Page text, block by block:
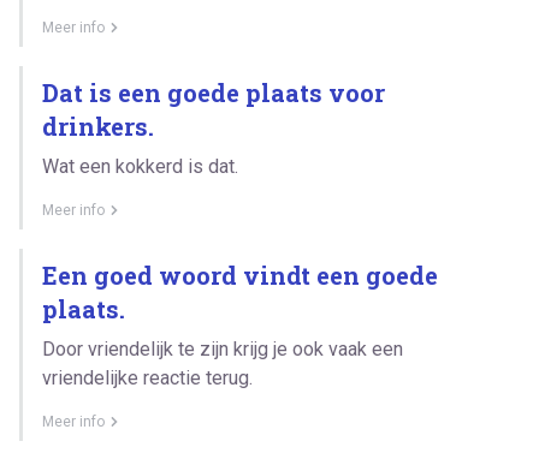
Meer info
Dat is een goede plaats voor
drinkers.
Wat een kokkerd is dat.
Meer info
Een goed woord vindt een goede
plaats.
Door vriendelijk te zijn krijg je ook vaak een
vriendelijke reactie terug.
Meer info